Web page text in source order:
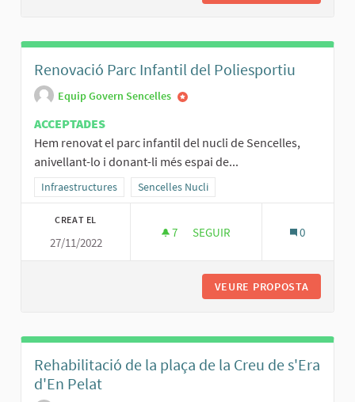
Renovació Parc Infantil del Poliesportiu
Equip Govern Sencelles
ACCEPTADES
Hem renovat el parc infantil del nucli de Sencelles,
anivellant-lo i donant-li més espai de...
Resultats al filtrar per la categoria: Infraestructures
Infraestructures Resultats al filtrar per l'àmbit: Sencelles Nucli
Sencelles Nucli
CREAT EL
27/11/2022
7 7 SEGUIDORES
SEGUIR 0
VEURE PROPOSTA
Rehabilitació de la plaça de la Creu de s'Era
d'En Pelat